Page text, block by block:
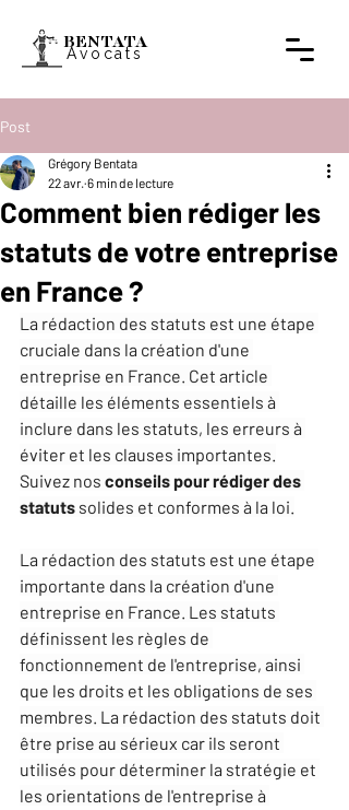
BENTATA
Avocats
Post
Comment bien rédiger les
statuts de votre entreprise
en France ?
Grégory Bentata
22 avr. 6 min de lecture
La rédaction des statuts est une étape
cruciale dans la création d'une
entreprise en France. Cet article
détaille les éléments essentiels à
inclure dans les statuts, les erreurs à
éviter et les clauses importantes.
Suivez nos conseilspour rédiger des
statuts solides et conformes à la loi.
La rédaction des statuts est une étape
importante dans la création d'une
entreprise en France. Les statuts
définissent les règles de
fonctionnement de l'entreprise, ainsi
que les droits et les obligations de ses
membres. La rédaction des statuts doit
être prise au sérieux car ils seront
utilisés pour déterminer la stratégie et
les orientations de l'entreprise à